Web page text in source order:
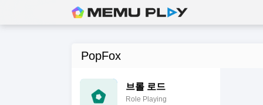
PopFox
브롤 로드
Role Playing